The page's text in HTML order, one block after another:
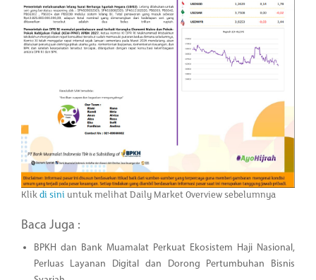
Klikdi sini untuk melihat Daily Market Overview sebelumnya
Baca Juga :
BPKH dan Bank Muamalat Perkuat Ekosistem Haji Nasional,
Perluas Layanan Digital dan Dorong Pertumbuhan Bisnis